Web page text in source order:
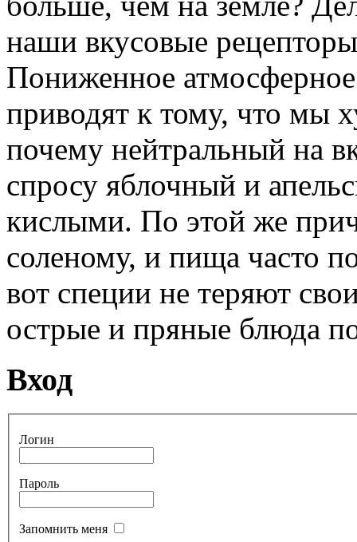
наши вкусовые
Пониженное
приводят к тому, что мы
почему нейтральный на
спросу яблочный и
кислыми. По этой же
соленому, и пища часто
вот специи не теряют
острые и пряные блюда
Вход
Логин
Пароль
Запомнить меня